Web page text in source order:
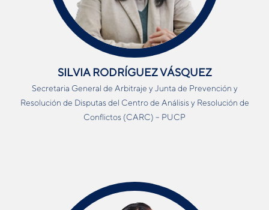
SILVIA RODRÍGUEZ VÁSQUEZ
Secretaria General de Arbitraje y Junta de Prevención y
Resolución de Disputas del Centro de Análisis y Resolución de
Conflictos (CARC) – PUCP